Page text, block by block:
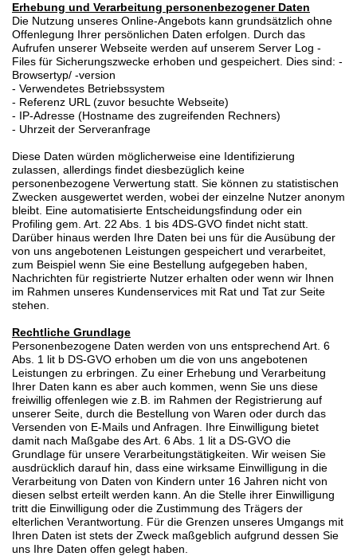
Erhebung und Verarbeitung personenbezogener Daten
Die Nutzung unseres Online-Angebots kann grundsätzlich ohne
Offenlegung Ihrer persönlichen Daten erfolgen. Durch das
Aufrufen unserer Webseite werden auf unserem Server Log -
Files für Sicherungszwecke erhoben und gespeichert. Dies sind: -
Browsertyp/ -version
- Verwendetes Betriebssystem
- Referenz URL (zuvor besuchte Webseite)
- IP-Adresse (Hostname des zugreifenden Rechners)
- Uhrzeit der Serveranfrage
Diese Daten würden möglicherweise eine Identifizierung
zulassen, allerdings findet diesbezüglich keine
personenbezogene Verwertung statt. Sie können zu statistischen
Zwecken ausgewertet werden, wobei der einzelne Nutzer anonym
bleibt. Eine automatisierte Entscheidungsfindung oder ein
Profiling gem. Art. 22 Abs. 1 bis 4DS-GVO findet nicht statt.
Darüber hinaus werden Ihre Daten bei uns für die Ausübung der
von uns angebotenen Leistungen gespeichert und verarbeitet,
zum Beispiel wenn Sie eine Bestellung aufgegeben haben,
Nachrichten für registrierte Nutzer erhalten oder wenn wir Ihnen
im Rahmen unseres Kundenservices mit Rat und Tat zur Seite
stehen.
Rechtliche Grundlage
Personenbezogene Daten werden von uns entsprechend Art. 6
Abs. 1 lit b DS-GVO erhoben um die von uns angebotenen
Leistungen zu erbringen. Zu einer Erhebung und Verarbeitung
Ihrer Daten kann es aber auch kommen, wenn Sie uns diese
freiwillig offenlegen wie z.B. im Rahmen der Registrierung auf
unserer Seite, durch die Bestellung von Waren oder durch das
Versenden von E-Mails und Anfragen. Ihre Einwilligung bietet
damit nach Maßgabe des Art. 6 Abs. 1 lit a DS-GVO die
Grundlage für unsere Verarbeitungstätigkeiten. Wir weisen Sie
ausdrücklich darauf hin, dass eine wirksame Einwilligung in die
Verarbeitung von Daten von Kindern unter 16 Jahren nicht von
diesen selbst erteilt werden kann. An die Stelle ihrer Einwilligung
tritt die Einwilligung oder die Zustimmung des Trägers der
elterlichen Verantwortung. Für die Grenzen unseres Umgangs mit
Ihren Daten ist stets der Zweck maßgeblich aufgrund dessen Sie
uns Ihre Daten offen gelegt haben.